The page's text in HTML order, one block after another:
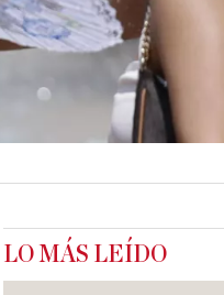
LO MÁS LEÍDO